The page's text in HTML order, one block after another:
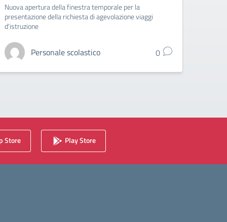
Nuova apertura della finestra temporale per la
presentazione della richiesta di agevolazione viaggi
d'istruzione
Personale scolastico 0
Store Play Store